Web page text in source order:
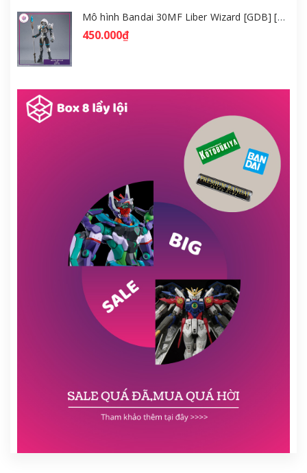
Mô hình Bandai 30MF Liber Wizard [GDB] [30MF]
450.000₫